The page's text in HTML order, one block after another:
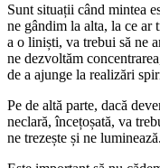
Sunt situații când mintea
ne gândim la alta, la ce ar
a o liniști, va trebui să ne
ne dezvoltăm
de a ajunge la realizări
Pe de altă parte, dacă
neclară, încețoșată, va
ne trezește și ne luminează.